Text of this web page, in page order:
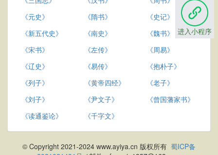
《元史》
《隋书》
《史记》
《新五代史》
《南史》
《魏书》
《宋书》
《左传》
《周易》
《辽史》
《易传》
《抱朴子》
《列子》
《黄帝四经》
《老子》
《刘子》
《尹文子》
《曾国藩家书》
《读通鉴论》
《千字文》
© Copyright 2021-2024 www.ayiya.cn 版权所有 蜀ICP备
进入小程序